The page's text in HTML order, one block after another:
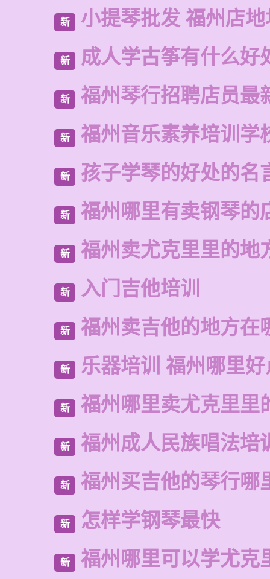
新 小提琴批发 福州店
新 成人学古筝有什么好
新 福州琴行招聘店员最
新 福州音乐素养培训学
新 孩子学琴的好处的名
新 福州哪里有卖钢琴的
新 福州卖尤克里里的地
新 入门吉他培训
新 福州卖吉他的地方在
新 乐器培训 福州哪里
新 福州哪里卖尤克里里
新 福州成人民族唱法培
新 福州买吉他的琴行哪
新 怎样学钢琴最快
新 福州哪里可以学尤克